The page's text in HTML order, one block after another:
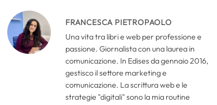
FRANCESCA PIETROPAOLO
Una vita tra libri e web per professione e
passione. Giornalista con una laurea in
comunicazione. In Edises da gennaio 2016,
gestisco il settore marketing e
comunicazione. La scrittura web e le
strategie "digitali" sono la mia routine